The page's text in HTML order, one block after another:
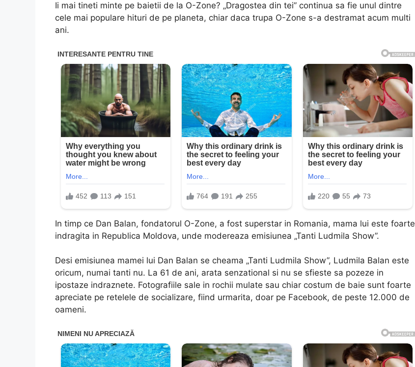
Ii mai tineti minte pe baietii de la O-Zone? „Dragostea din tei” continua sa fie unul dintre
cele mai populare hituri de pe planeta, chiar daca trupa O-Zone s-a destramat acum multi
ani.
In timp ce Dan Balan, fondatorul O-Zone, a fost superstar in Romania, mama lui este foarte
indragita in Republica Moldova, unde modereaza emisiunea „Tanti Ludmila Show”.
Desi emisiunea mamei lui Dan Balan se cheama „Tanti Ludmila Show”, Ludmila Balan este
oricum, numai tanti nu. La 61 de ani, arata senzational si nu se sfieste sa pozeze in
ipostaze indraznete. Fotografiile sale in rochii mulate sau chiar costum de baie sunt foarte
apreciate pe retelele de socializare, fiind urmarita, doar pe Facebook, de peste 12.000 de
oameni.